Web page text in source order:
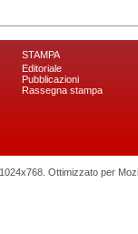
STAMPA
Editoriale
Pubblicazioni
Rassegna stampa
Ottimizzato per